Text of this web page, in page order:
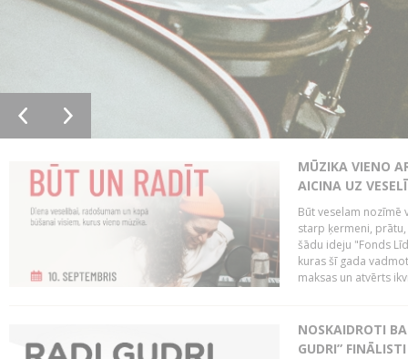
MŪZIKA VIENO
AICINA UZ
Būt veselam nozīmē
starp ķermeni,
šādu ideju "Fonds
kuras šī gada
maksas un atvērts
NOSKAIDROTI
GUDRI” FINĀLISTI